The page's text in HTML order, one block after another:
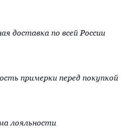
доставка по всей России
примерки перед покупкой
лояльности